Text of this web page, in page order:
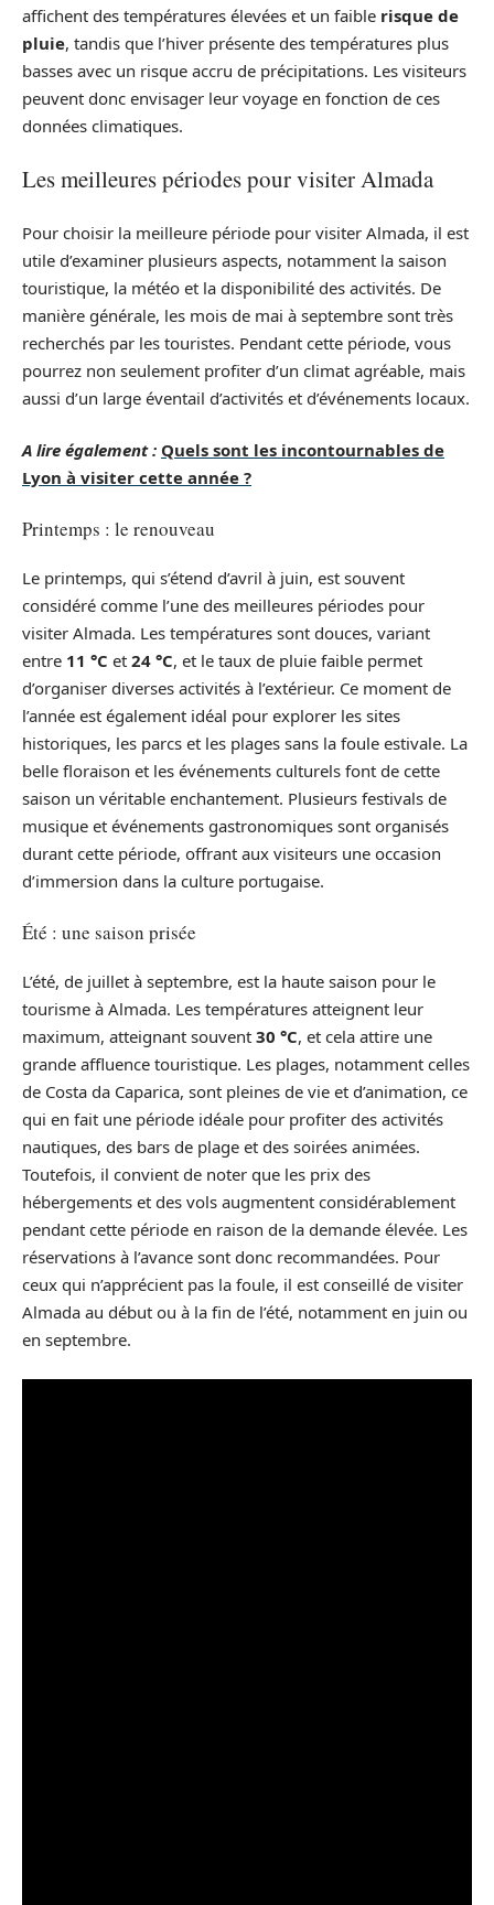
affichent des températures élevées et un faible risque de
pluie, tandis que l’hiver présente des températures plus
basses avec un risque accru de précipitations. Les visiteurs
peuvent donc envisager leur voyage en fonction de ces
données climatiques.
Les meilleures périodes pour visiter Almada
Pour choisir la meilleure période pour visiter Almada, il est
utile d’examiner plusieurs aspects, notamment la saison
touristique, la météo et la disponibilité des activités. De
manière générale, les mois de mai à septembre sont très
recherchés par les touristes. Pendant cette période, vous
pourrez non seulement profiter d’un climat agréable, mais
aussi d’un large éventail d’activités et d’événements locaux.
A lire également : Quels sont les incontournables de
Lyon à visiter cette année ?
Printemps : le renouveau
Le printemps, qui s’étend d’avril à juin, est souvent
considéré comme l’une des meilleures périodes pour
visiter Almada. Les températures sont douces, variant
entre 11 °C et 24 °C, et le taux de pluie faible permet
d’organiser diverses activités à l’extérieur. Ce moment de
l’année est également idéal pour explorer les sites
historiques, les parcs et les plages sans la foule estivale. La
belle floraison et les événements culturels font de cette
saison un véritable enchantement. Plusieurs festivals de
musique et événements gastronomiques sont organisés
durant cette période, offrant aux visiteurs une occasion
d’immersion dans la culture portugaise.
Été : une saison prisée
L’été, de juillet à septembre, est la haute saison pour le
tourisme à Almada. Les températures atteignent leur
maximum, atteignant souvent 30 °C, et cela attire une
grande affluence touristique. Les plages, notamment celles
de Costa da Caparica, sont pleines de vie et d’animation, ce
qui en fait une période idéale pour profiter des activités
nautiques, des bars de plage et des soirées animées.
Toutefois, il convient de noter que les prix des
hébergements et des vols augmentent considérablement
pendant cette période en raison de la demande élevée. Les
réservations à l’avance sont donc recommandées. Pour
ceux qui n’apprécient pas la foule, il est conseillé de visiter
Almada au début ou à la fin de l’été, notamment en juin ou
en septembre.